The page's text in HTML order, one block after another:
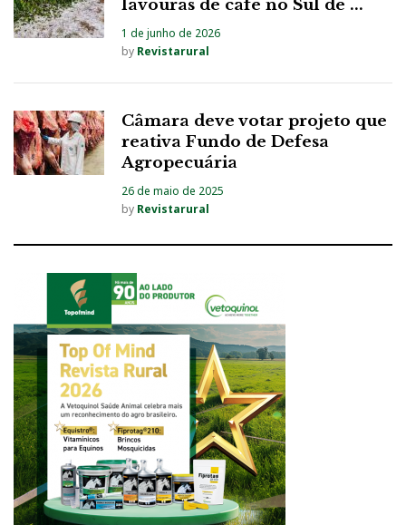
lavouras de café no Sul de ...
1 de junho de 2026
by Revistarural
Câmara deve votar projeto que
reativa Fundo de Defesa
Agropecuária
26 de maio de 2025
by Revistarural